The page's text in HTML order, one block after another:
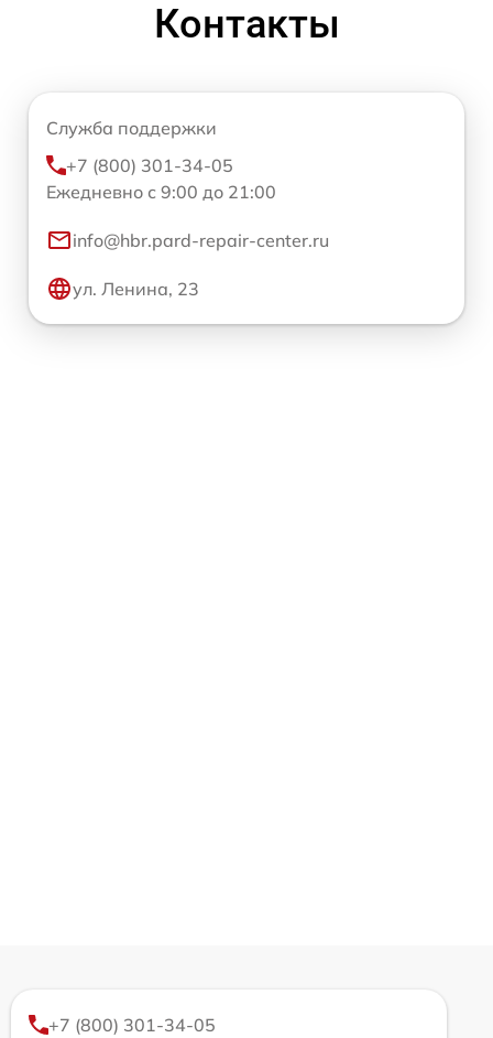
Контакты
Служба поддержки
+7 (800) 301-34-05
Ежедневно с 9:00 до 21:00
info@hbr.pard-repair-center.ru
ул. Ленина, 23
+7 (800) 301-34-05